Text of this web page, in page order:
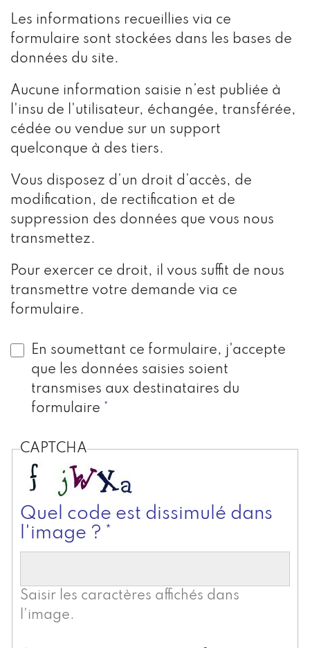
Les informations recueillies via ce
formulaire sont stockées dans les bases de
données du site.
Aucune information saisie n’est publiée à
l'insu de l'utilisateur, échangée, transférée,
cédée ou vendue sur un support
quelconque à des tiers.
Vous disposez d’un droit d’accès, de
modification, de rectification et de
suppression des données que vous nous
transmettez.
Pour exercer ce droit, il vous suffit de nous
transmettre votre demande via ce
formulaire.
En soumettant ce formulaire, j'accepte
que les données saisies soient
transmises aux destinataires du
formulaire
CAPTCHA
Quel code est dissimulé dans
l'image ?
Saisir les caractères affichés dans
l'image.